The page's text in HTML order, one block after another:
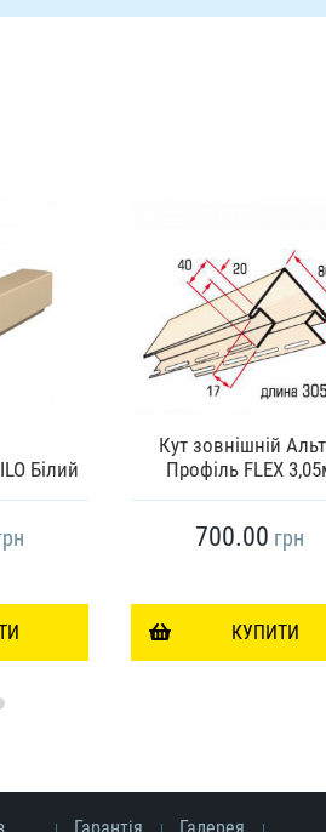
Білий
Кут зовнішній
Профіль FLEX
700.00 грн
КУПИТИ